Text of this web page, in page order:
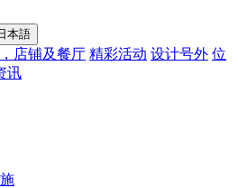
本語
店铺及餐厅 精彩活动 设计号外 位
讯